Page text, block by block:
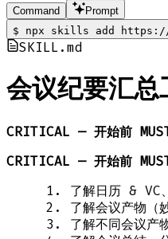
Command
Prompt
$
npx skills add
SKILL.md
会议纪要汇总
CRITICAL — 开始前
CRITICAL — 开始前
了解日历 & VC
了解会议产物（
了解不同会议产